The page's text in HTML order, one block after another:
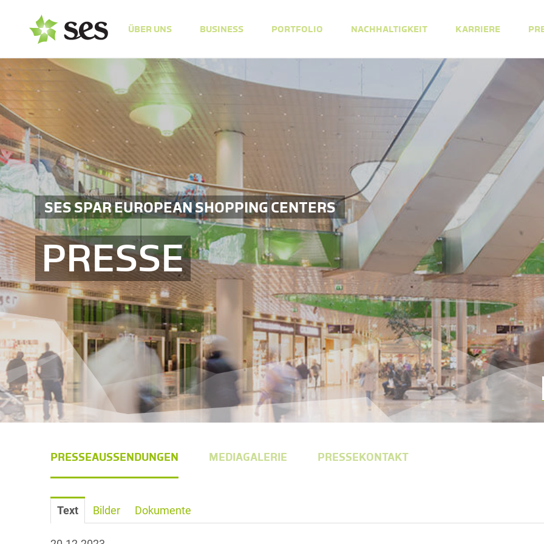
ÜBER UNS BUSINESS PORTFOLIO NACHHALTIGKEIT KARRIERE
SES SPAR EUROPEAN SHOPPING CENTERS
PRESSE
PRESSEAUSSENDUNGEN MEDIAGALERIE PRESSEKONTAKT
Text Bilder Dokumente